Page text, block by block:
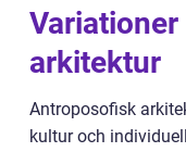
arkitektur
Antroposofisk
kultur och